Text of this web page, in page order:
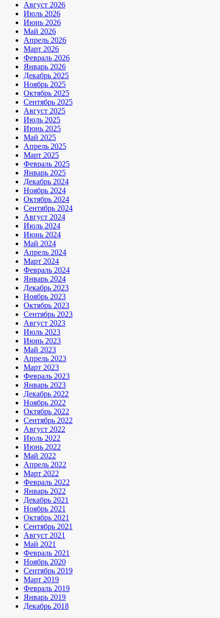
Август 2026
Июль 2026
Июнь 2026
Май 2026
Апрель 2026
Март 2026
Февраль 2026
Январь 2026
Декабрь 2025
Ноябрь 2025
Октябрь 2025
Сентябрь 2025
Август 2025
Июль 2025
Июнь 2025
Май 2025
Апрель 2025
Март 2025
Февраль 2025
Январь 2025
Декабрь 2024
Ноябрь 2024
Октябрь 2024
Сентябрь 2024
Август 2024
Июль 2024
Июнь 2024
Май 2024
Апрель 2024
Март 2024
Февраль 2024
Январь 2024
Декабрь 2023
Ноябрь 2023
Октябрь 2023
Сентябрь 2023
Август 2023
Июль 2023
Июнь 2023
Май 2023
Апрель 2023
Март 2023
Февраль 2023
Январь 2023
Декабрь 2022
Ноябрь 2022
Октябрь 2022
Сентябрь 2022
Август 2022
Июль 2022
Июнь 2022
Май 2022
Апрель 2022
Март 2022
Февраль 2022
Январь 2022
Декабрь 2021
Ноябрь 2021
Октябрь 2021
Сентябрь 2021
Август 2021
Май 2021
Февраль 2021
Ноябрь 2020
Сентябрь 2019
Март 2019
Февраль 2019
Январь 2019
Декабрь 2018